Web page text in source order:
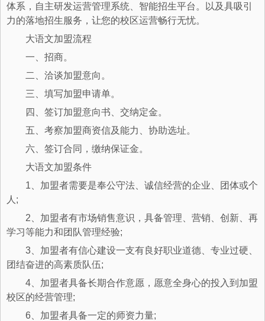
体系，自主研发运营管理系统、智能招生平台。以及具吸引
力的落地招生服务，让您的校区运营畅行无忧。
大语文加盟流程
一、招商。
二、洽谈加盟意向。
三、填写加盟申请单。
四、签订加盟意向书、交纳定金。
五、考察加盟商资信及能力、协助选址。
六、签订合同，缴纳保证金。
大语文加盟条件
1、加盟者需要是奉公守法、诚信经营的企业、团体或个
人;
2、加盟者有市场销售意识，具备管理、营销、创新、再
学习等能力和团队管理经验;
3、加盟者有信心建设一支有良好职业道德、专业过硬、
团结奋进的高素质队伍;
4、加盟者具备长期合作意愿，愿意全身心的投入到加盟
校区的经营管理;
6、加盟者具备一定的师资力量;